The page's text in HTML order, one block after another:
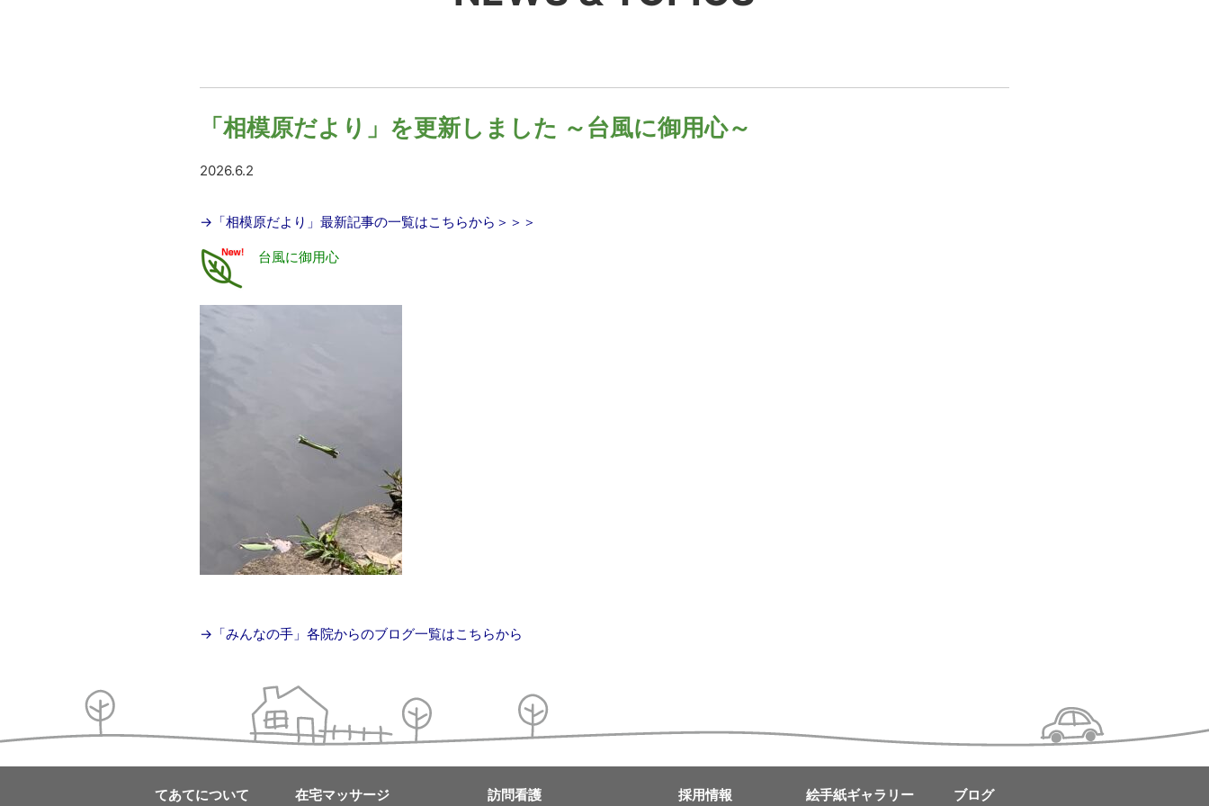
「相模原だより」を更新しました ～台風に御用心～
2026.6.2
→ 「相模原だより」 最新記事の一覧はこちらから＞＞＞
台風に御用心
→「みんなの手」各院からのブログ一覧はこちらから
てあてについて 在宅マッサージ 訪問看護 採用情報 絵手紙ギャラリー ブログ